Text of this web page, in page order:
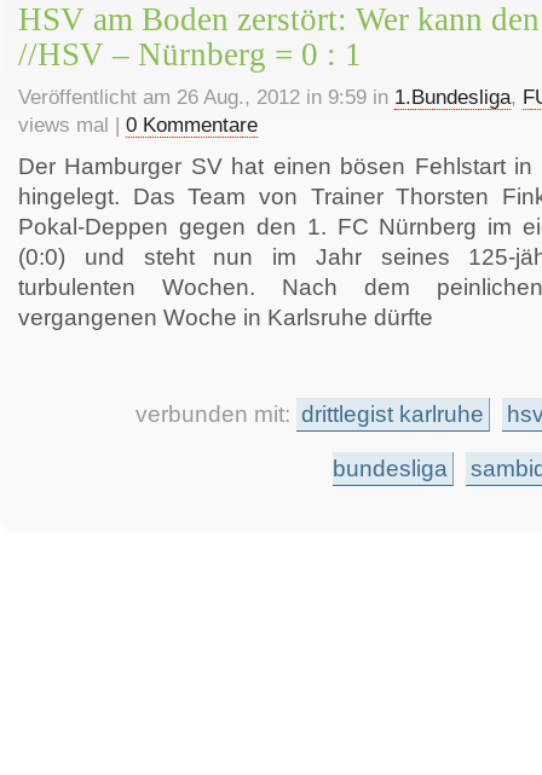
HSV am Boden zerstört: Wer kann
//HSV – Nürnberg = 0 : 1
Veröffentlicht am 26 Aug., 2012 in 9:59 in 1.Bundesliga,
views mal | 0 Kommentare
Der Hamburger SV hat einen bösen Fehlstart
hingelegt. Das Team von Trainer Thorsten
Pokal-Deppen gegen den 1. FC Nürnberg im
(0:0) und steht nun im Jahr seines 125-
turbulenten Wochen. Nach dem
vergangenen Woche in Karlsruhe dürfte
verbunden mit: drittlegist karlruhe
bundesliga